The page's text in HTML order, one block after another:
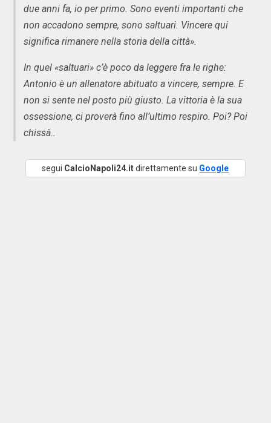
due anni fa, io per primo. Sono eventi importanti che
non accadono sempre, sono saltuari. Vincere qui
significa rimanere nella storia della città».
In quel «saltuari» c’è poco da leggere fra le righe:
Antonio è un allenatore abituato a vincere, sempre. E
non si sente nel posto più giusto. La vittoria è la sua
ossessione, ci proverà fino all’ultimo respiro. Poi? Poi
chissà..
segui CalcioNapoli24.itdirettamente su Google